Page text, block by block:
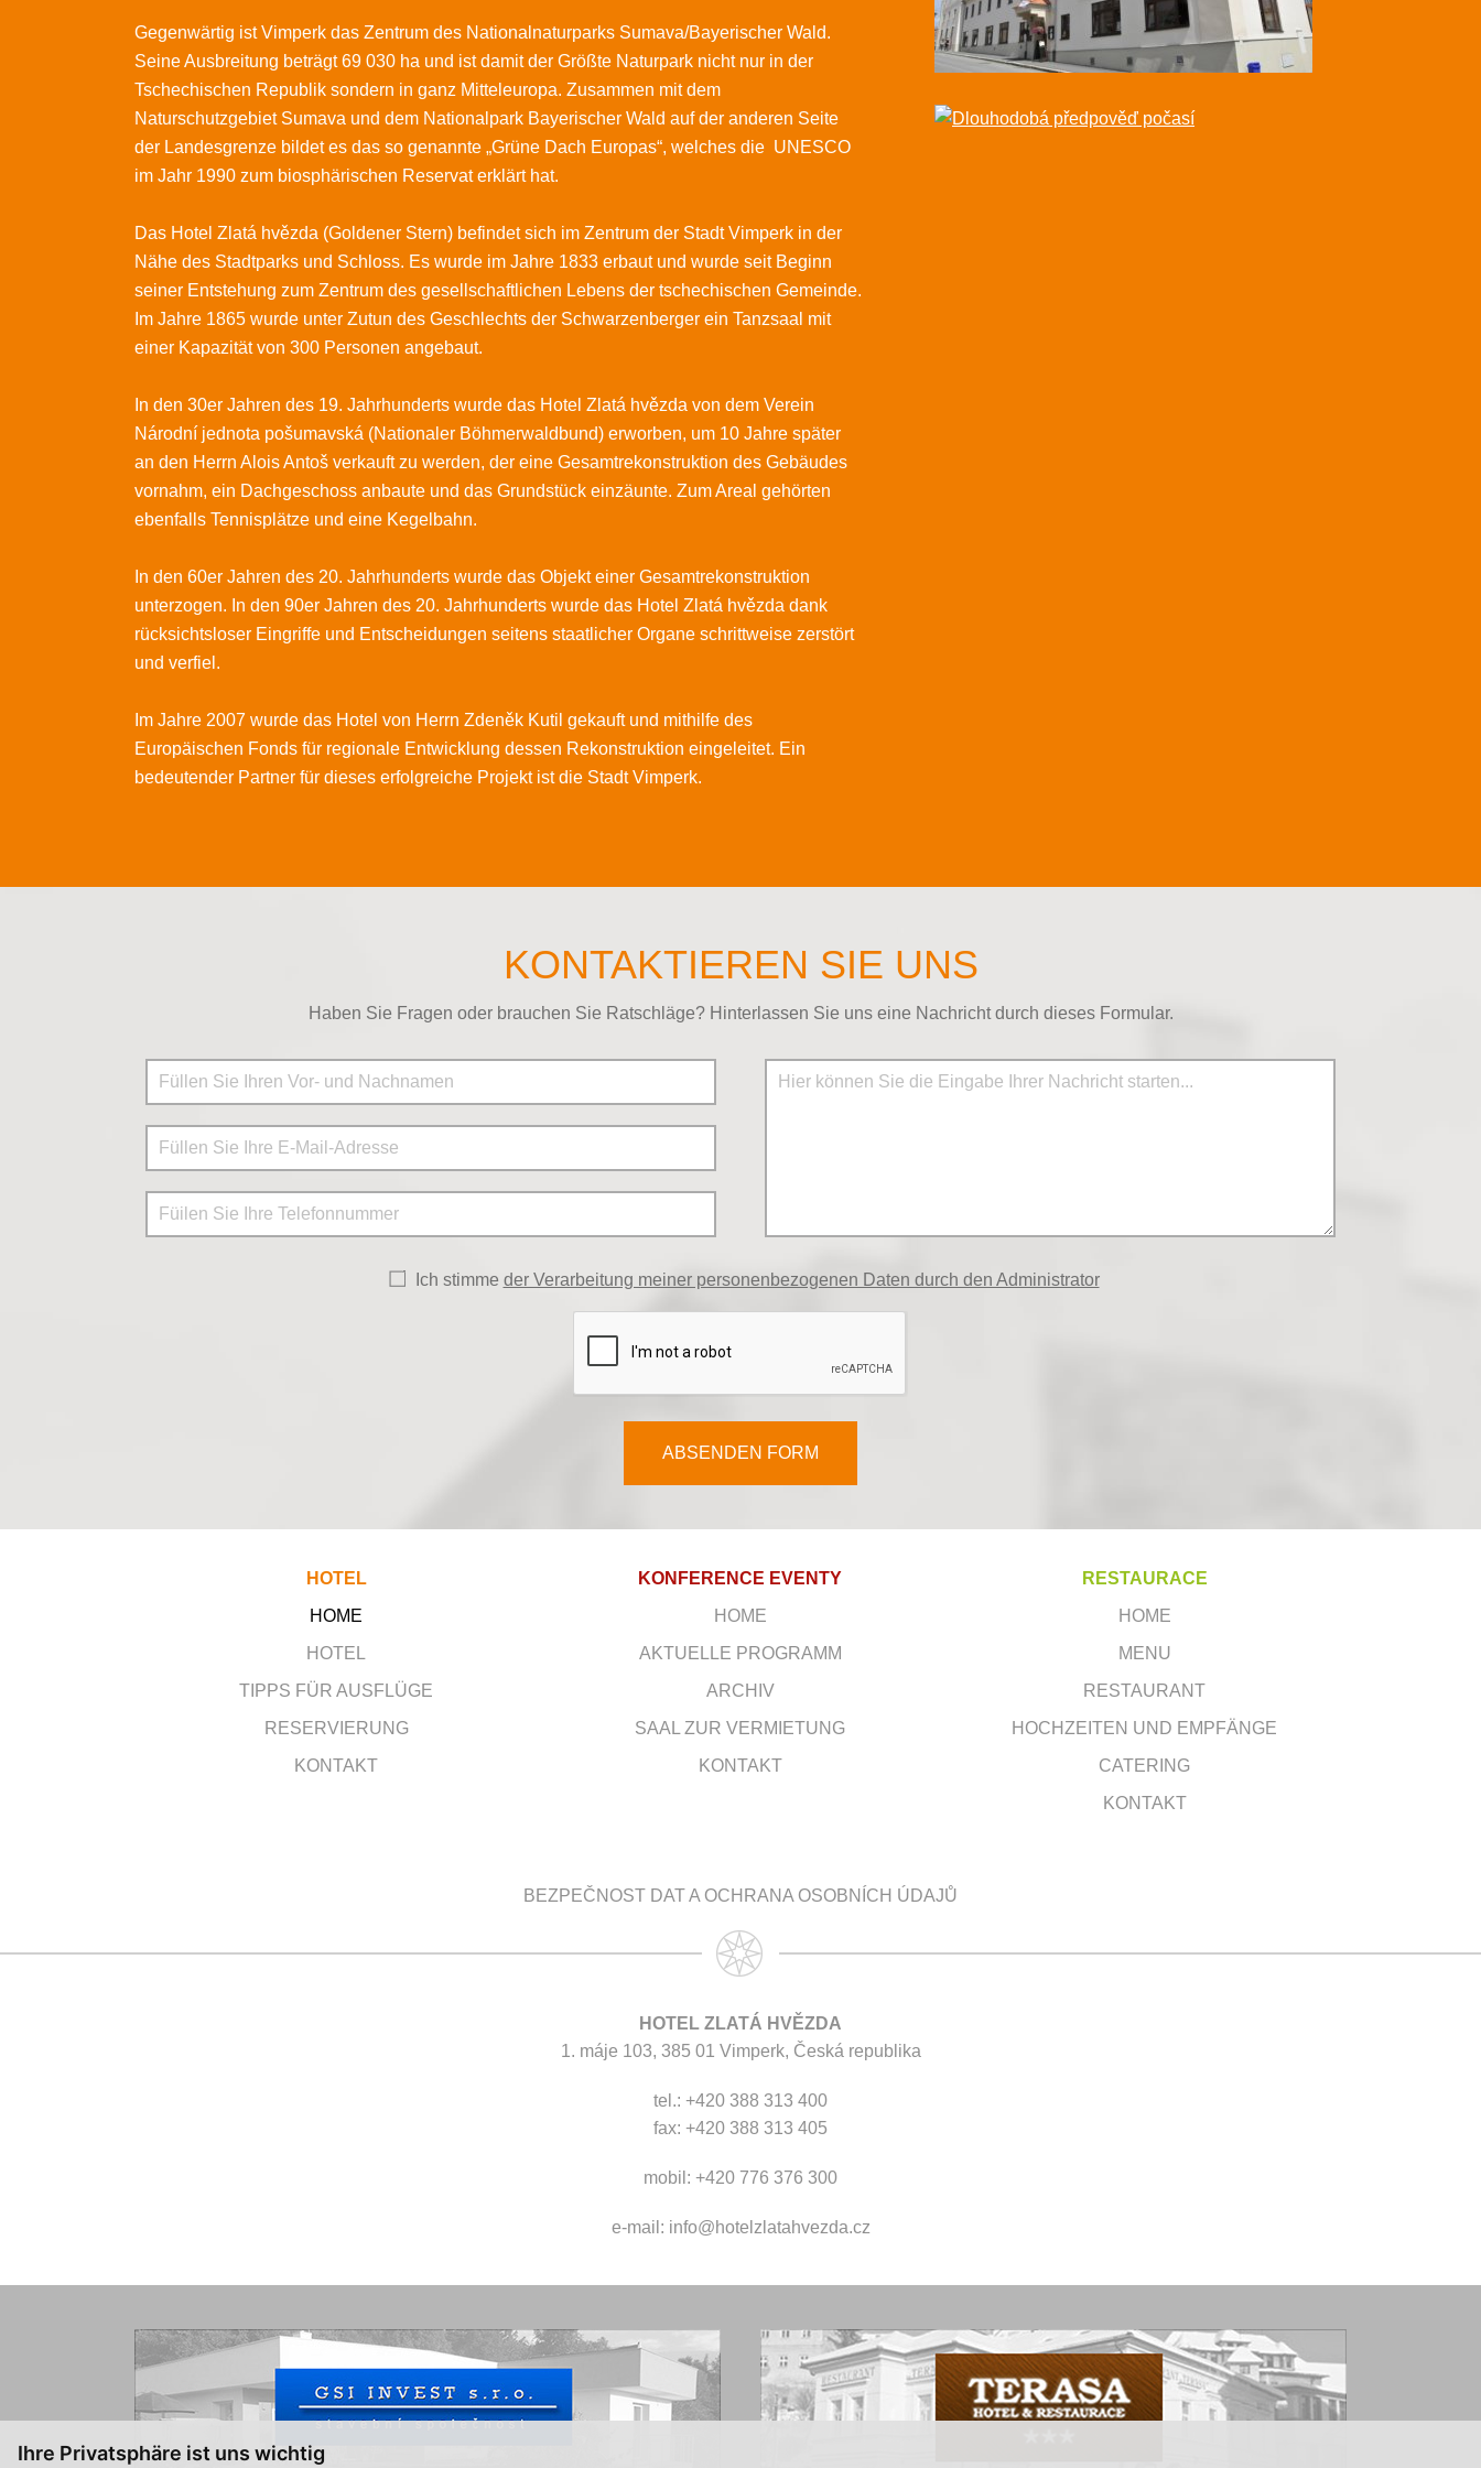
Ihre Privatsphäre ist uns wichtig
Gegenwärtig ist Vimperk das Zentrum des Nationalnaturparks Sumava/Bayerischer Wald.
Seine Ausbreitung beträgt 69 030 ha und ist damit der Größte Naturpark nicht nur in der
Tschechischen Republik sondern in ganz Mitteleuropa. Zusammen mit dem
Naturschutzgebiet Sumava und dem Nationalpark Bayerischer Wald auf der anderen Seite
der Landesgrenze bildet es das so genannte „Grüne Dach Europas“, welches die UNESCO
im Jahr 1990 zum biosphärischen Reservat erklärt hat.
Das Hotel Zlatá hvězda (Goldener Stern) befindet sich im Zentrum der Stadt Vimperk in der
Nähe des Stadtparks und Schloss. Es wurde im Jahre 1833 erbaut und wurde seit Beginn
seiner Entstehung zum Zentrum des gesellschaftlichen Lebens der tschechischen Gemeinde.
Im Jahre 1865 wurde unter Zutun des Geschlechts der Schwarzenberger ein Tanzsaal mit
einer Kapazität von 300 Personen angebaut.
In den 30er Jahren des 19. Jahrhunderts wurde das Hotel Zlatá hvězda von dem Verein
Národní jednota pošumavská (Nationaler Böhmerwaldbund) erworben, um 10 Jahre später
an den Herrn Alois Antoš verkauft zu werden, der eine Gesamtrekonstruktion des Gebäudes
vornahm, ein Dachgeschoss anbaute und das Grundstück einzäunte. Zum Areal gehörten
ebenfalls Tennisplätze und eine Kegelbahn.
In den 60er Jahren des 20. Jahrhunderts wurde das Objekt einer Gesamtrekonstruktion
unterzogen. In den 90er Jahren des 20. Jahrhunderts wurde das Hotel Zlatá hvězda dank
rücksichtsloser Eingriffe und Entscheidungen seitens staatlicher Organe schrittweise zerstört
und verfiel.
Im Jahre 2007 wurde das Hotel von Herrn Zdeněk Kutil gekauft und mithilfe des
Europäischen Fonds für regionale Entwicklung dessen Rekonstruktion eingeleitet. Ein
bedeutender Partner für dieses erfolgreiche Projekt ist die Stadt Vimperk.
KONTAKTIEREN SIE UNS
Haben Sie Fragen oder brauchen Sie Ratschläge? Hinterlassen Sie uns eine Nachricht durch dieses Formular.
Ich stimme der Verarbeitung meiner personenbezogenen Daten durch den Administrator
ABSENDEN FORM
HOTEL
HOME
HOTEL
TIPPS FÜR AUSFLÜGE
RESERVIERUNG
KONTAKT
KONFERENCE EVENTY
HOME
AKTUELLE PROGRAMM
ARCHIV
SAAL ZUR VERMIETUNG
KONTAKT
RESTAURACE
HOME
MENU
RESTAURANT
HOCHZEITEN UND EMPFÄNGE
CATERING
KONTAKT
BEZPEČNOST DAT A OCHRANA OSOBNÍCH ÚDAJŮ
HOTEL ZLATÁ HVĚZDA
1. máje 103, 385 01 Vimperk, Česká republika
tel.: +420 388 313 400
fax: +420 388 313 405
mobil: +420 776 376 300
e-mail: info@hotelzlatahvezda.cz